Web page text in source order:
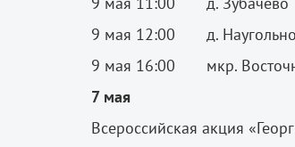
9 мая 12:00 д.
9 мая 16:00 мкр.
7 мая
Всероссийская акция